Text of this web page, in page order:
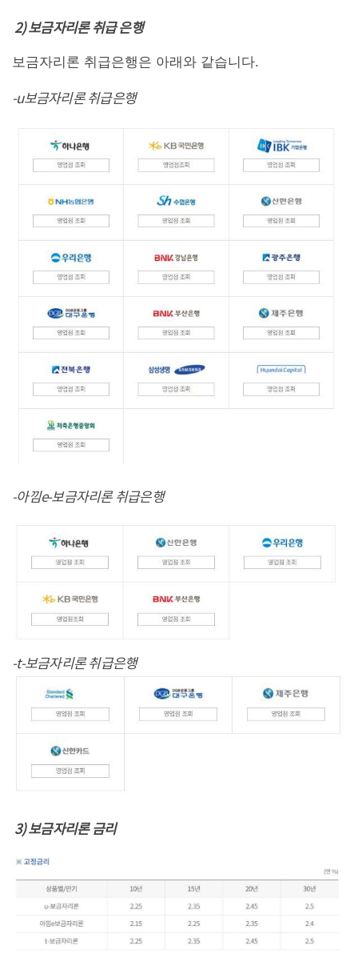
2) 보금자리론 취급 은행
보금자리론 취급은행은 아래와 같습니다.
-u보금자리론 취급은행
-아낌e-보금자리론 취급은행
-t-보금자리론 취급은행
3) 보금자리론 금리